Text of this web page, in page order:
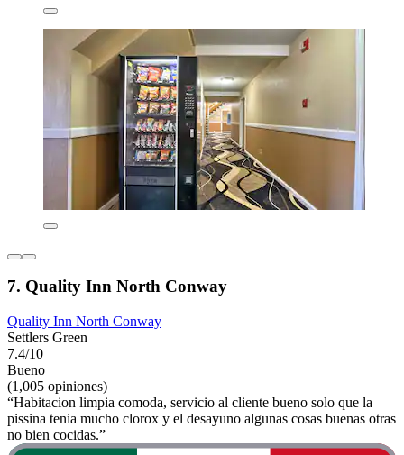
7. Quality Inn North Conway
Quality Inn North Conway
Settlers Green
7.4/10
Bueno
(1,005 opiniones)
“Habitacion limpia comoda, servicio al cliente bueno solo que la
pissina tenia mucho clorox y el desayuno algunas cosas buenas otras
no bien cocidas.”